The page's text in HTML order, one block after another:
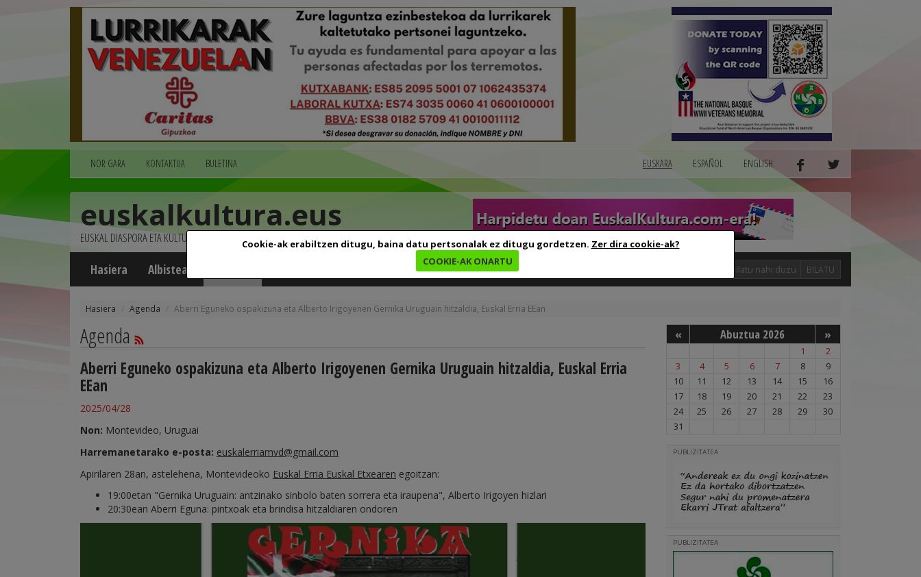
Cookie-ak erabiltzen ditugu, baina datu pertsonalak ez ditugu gordetzen. Zer dira cookie-ak?
COOKIE-AK ONARTU
NOR GARA KONTAKTUA BULETINA EUSKARA ESPAÑOL ENGLISH
euskalkultura.eus
EUSKAL DIASPORA ETA KULTURA
Hasiera Albisteak Euskara ikasten BILATU
Hasiera Agenda Aberri Eguneko ospakizuna eta Alberto Irigoyenen Gernika Uruguain hitzaldia, Euskal Erria EEan
Agenda
Aberri Eguneko ospakizuna eta Alberto Irigoyenen Gernika Uruguain hitzaldia, Euskal Erria
EEan
2025/04/28
Non: Montevideo, Uruguai
Harremanetarako e-posta: euskalerriamvd@gmail.com
Apirilaren 28an, astelehena, Montevideoko Euskal Erria Euskal Etxearen egoitzan:
19:00etan "Gernika Uruguain: antzinako sinbolo baten sorrera eta iraupena", Alberto Irigoyen hizlari
20:30ean Aberri Eguna: pintxoak eta brindisa hitzaldiaren ondoren
« Abuztua 2026 »
1
2
3
4 5 6 7 8
9
10
11 12 13 14 15
16
17
18 19 20 21 22
23
24
25 26 27 28 29
30
31
PUBLIZITATEA
PUBLIZITATEA